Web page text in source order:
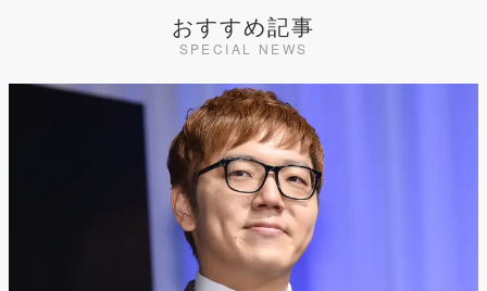
おすすめ記事
SPECIAL NEWS